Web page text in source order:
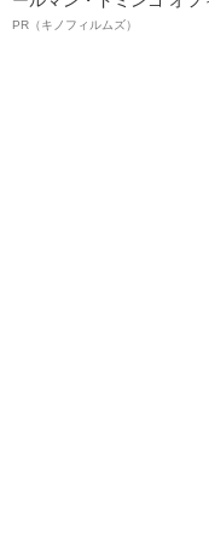
ルインタビュー“観客を魅
PR（キノフィルムズ）